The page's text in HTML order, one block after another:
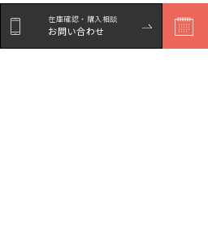
在庫確認・購入相談
お問い合わせ